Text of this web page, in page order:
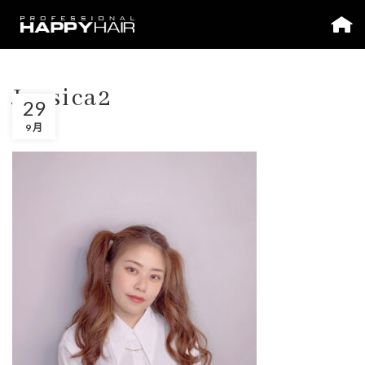
Jessica2
29
9 月